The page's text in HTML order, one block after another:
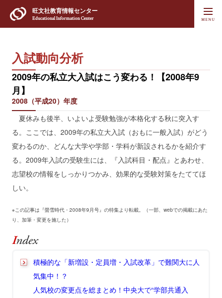
旺文社教育情報センター
Educational Information Center
入試動向分析
2009年の私立大入試はこう変わる！【2008年9
月】
2008（平成20）年度
夏休みも後半、いよいよ受験勉強が本格化する秋に突入す
る。ここでは、2009年の私立大入試（おもに一般入試）がどう
変わるのか、どんな大学や学部・学科が新設されるかを紹介す
る。2009年入試の受験生には、『入試科目・配点』とあわせ、
志望校の情報をしっかりつかみ、効果的な受験対策をたててほ
しい。
※この記事は『螢雪時代・2008年9月号』の特集より転載。（一部、webでの掲載にあた
り、加筆・変更を施した）
積極的な「新増設・定員増・入試改革」で難関大に人
気集中！？
人気校の変更点を総まとめ！中央大で“学部共通入